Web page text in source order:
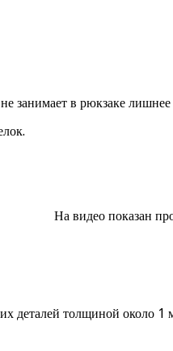
занимает в рюкзаке лишнее
На видео показан
деталей толщиной